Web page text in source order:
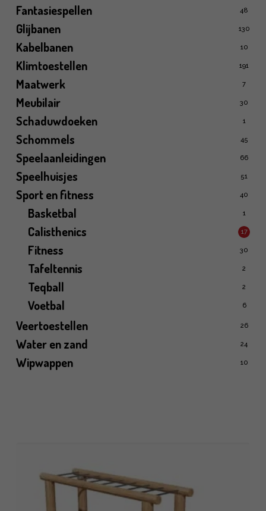
Fantasiespellen 48
Glijbanen 130
Kabelbanen 10
Klimtoestellen 191
Maatwerk 7
Meubilair 30
Schaduwdoeken 1
Schommels 45
Speelaanleidingen 66
Speelhuisjes 51
Sport en fitness 40
Basketbal 1
Calisthenics 17
Fitness 30
Tafeltennis 2
Teqball 2
Voetbal 6
Veertoestellen 26
Water en zand 24
Wipwappen 10